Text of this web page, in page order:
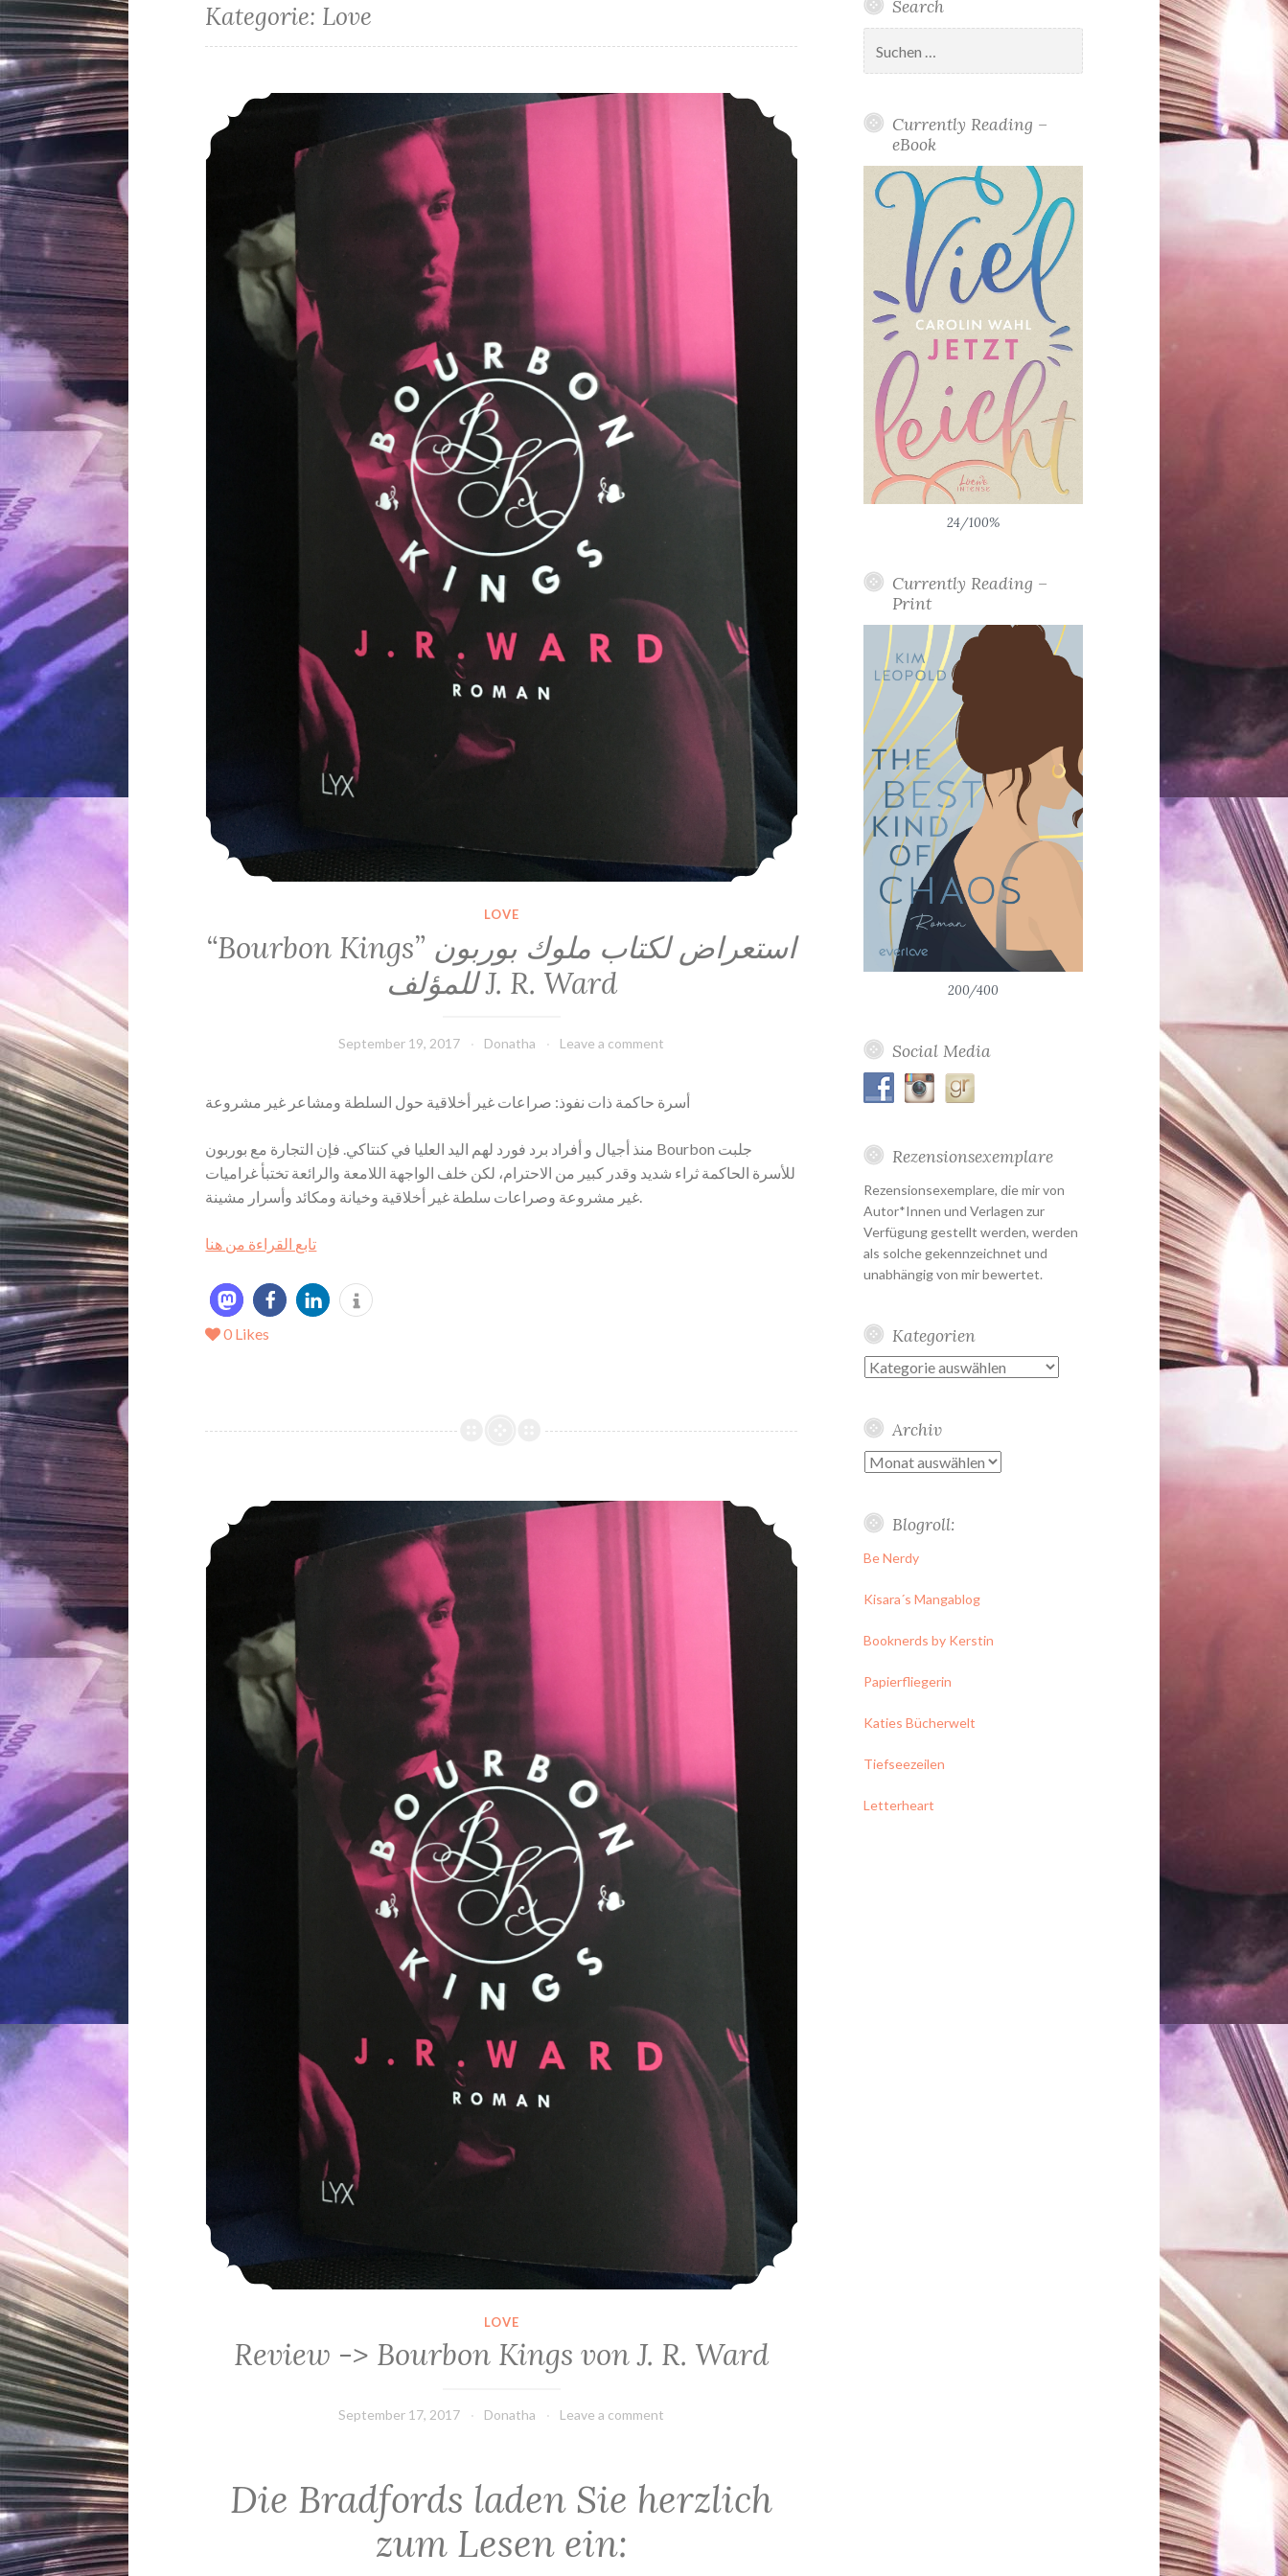
Kategorie: Love
“Bourbon Kings” استعراض لكتاب ملوك بوربون للمؤلف J. R. Ward
LOVE
“Bourbon Kings” استعراض لكتاب ملوك بوربون
للمؤلف J. R. Ward
September 19, 2017 Donatha Leave a comment
أسرة حاكمة ذات نفوذ: صراعات غير أخلاقية حول السلطة ومشاعر غير مشروعة
منذ أجيال و أفراد برد فورد لهم اليد العليا في كنتاكي. فإن التجارة مع بوربون Bourbon جلبت
للأسرة الحاكمة ثراء شديد وقدر كبير من الاحترام، لكن خلف الواجهة اللامعة والرائعة تختبأ غراميات
تابع القراءة من هنا
0 Likes
Review -> Bourbon Kings von J. R. Ward
LOVE
Review -> Bourbon Kings von J. R. Ward
September 17, 2017 Donatha Leave a comment
Die Bradfords laden Sie herzlich
zum Lesen ein:
Search
nach:
Currently Reading –
eBook
24/100%
Currently Reading –
Print
200/400
Social Media
Rezensionsexemplare
Rezensionsexemplare, die mir von
Autor*Innen und Verlagen zur
Verfügung gestellt werden, werden
als solche gekennzeichnet und
unabhängig von mir bewertet.
Kategorien
Kategorien
Archiv
Archiv
Blogroll:
Be Nerdy
Kisara´s Mangablog
Booknerds by Kerstin
Papierfliegerin
Katies Bücherwelt
Tiefseezeilen
Letterheart